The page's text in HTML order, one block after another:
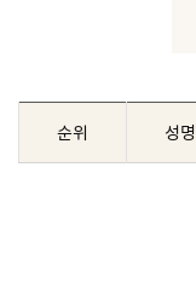
순위 성명